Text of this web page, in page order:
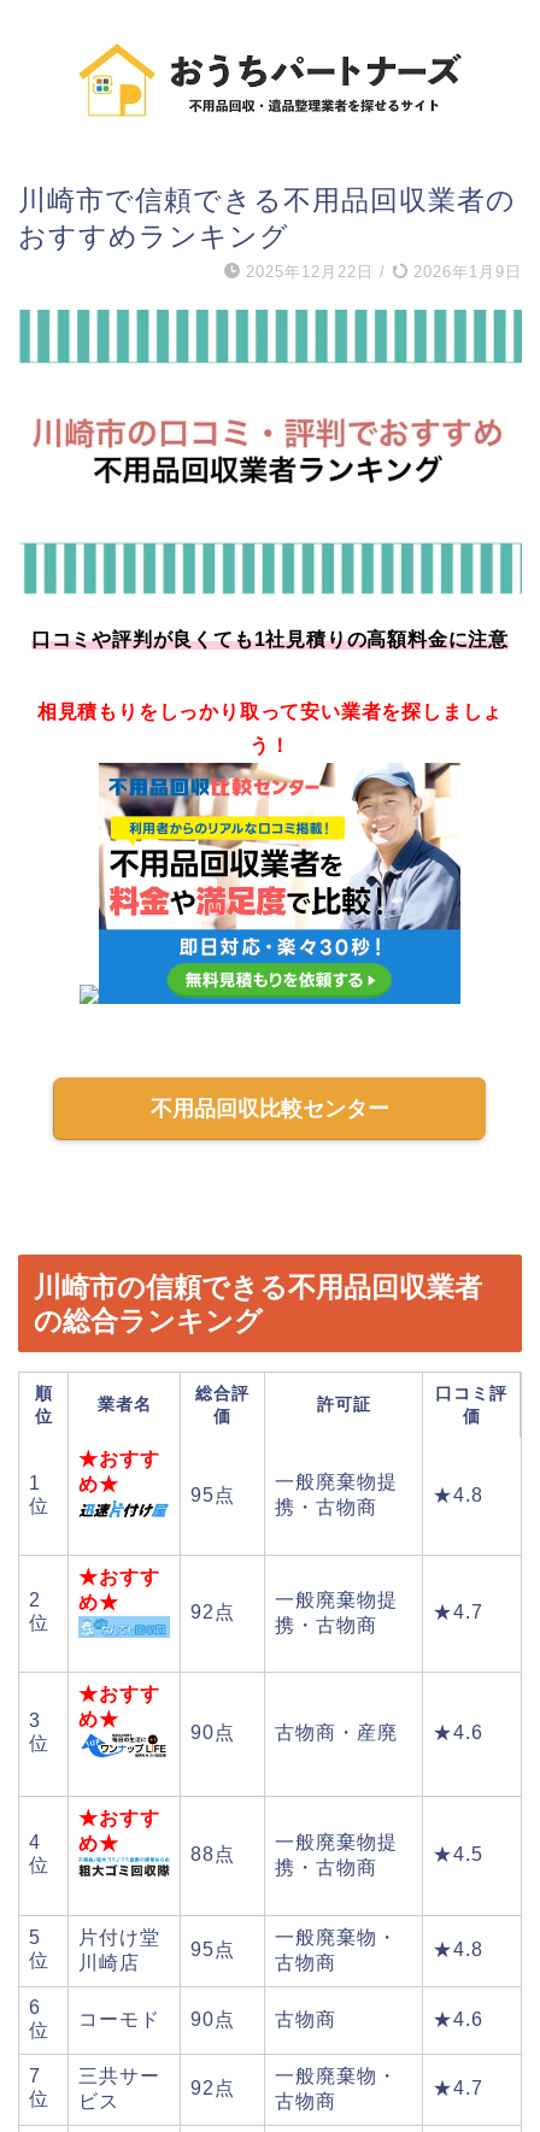
川崎市で信頼できる不用品回収業者の
おすすめランキング
2025年12月22日 / 2026年1月9日
口コミや評判が良くても1社見積りの高額料金に注意
相見積もりをしっかり取って安い業者を探しましょ
う！
不用品回収比較センター
川崎市の信頼できる不用品回収業者
の総合ランキング
順
位
業者名
総合評
価
許可証
口コミ評
価
1
位
★おすす
め★
95点
一般廃棄物提
携・古物商
★4.8
2
位
★おすす
め★
92点
一般廃棄物提
携・古物商
★4.7
3
位
★おすす
め★
90点 古物商・産廃 ★4.6
4
位
★おすす
め★
88点
一般廃棄物提
携・古物商
★4.5
5
位
片付け堂
川崎店
95点
一般廃棄物・
古物商
★4.8
6
位
コーモド 90点 古物商 ★4.6
7
位
三共サー
ビス
92点
一般廃棄物・
古物商
★4.7